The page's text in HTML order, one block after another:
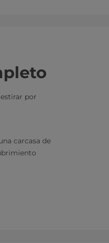
por
carcasa de